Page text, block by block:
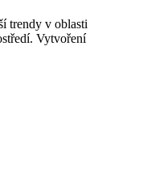
trendy v oblasti
Vytvoření